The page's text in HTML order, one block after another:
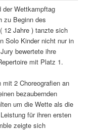
der Wettkampftag
zu Beginn des
12 Jahre ) tanzte sich
Solo Kinder nicht nur in
bewertete ihre
mit Platz 1.
2 Choreografien an
bezaubernden
um die Wette als die
für ihren ersten
zeigte sich